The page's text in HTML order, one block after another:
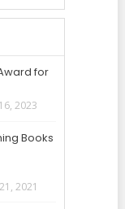
for
2023
Books
2021